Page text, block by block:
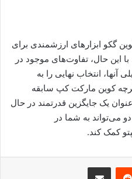
گکو ابزارهای ارزشمندی برای
این حال، تفاوت‌های موجود در
انتخاب نهایی را به
کوین مارکت کپ سابقه
یک جایگزین قدرتمند در حال
می‌تواند به شما در
کمک کند.
‫رددیت اشتراک گذاری از طریق ایمیل